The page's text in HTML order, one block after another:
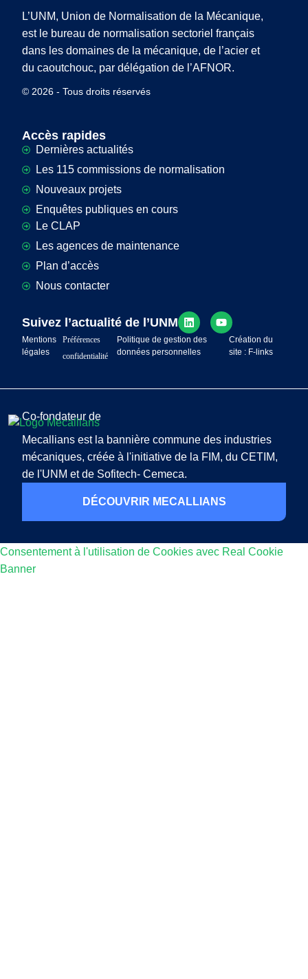
L’UNM, Union de Normalisation de la Mécanique,
est le bureau de normalisation sectoriel français
dans les domaines de la mécanique, de l’acier et
du caoutchouc, par délégation de l’AFNOR.
© 2026 - Tous droits réservés
Accès rapides
Dernières actualités
Les 115 commissions de normalisation
Nouveaux projets
Enquêtes publiques en cours
Le CLAP
Les agences de maintenance
Plan d’accès
Nous contacter
Suivez l’actualité de l’UNM
Mentions
légales
Préférences
confidentialité
Politique de gestion des
données personnelles
Création du
site : F-links
Co-fondateur de
Mecallians est la bannière commune des industries
mécaniques, créée à l'initiative de la FIM, du CETIM,
de l'UNM et de Sofitech- Cemeca.
DÉCOUVRIR MECALLIANS
Consentement à l'utilisation de Cookies avec Real Cookie
Banner